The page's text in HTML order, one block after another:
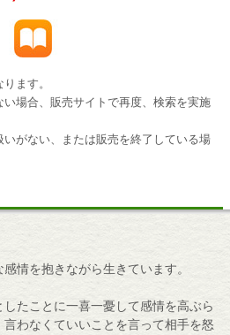
ます。
場合、販売サイトで再度、検索を実施
がない、または販売を終了している場
情を抱きながら生きています。
たことに一喜一憂して感情を高ぶら
わなくていいことを言って相手を怒